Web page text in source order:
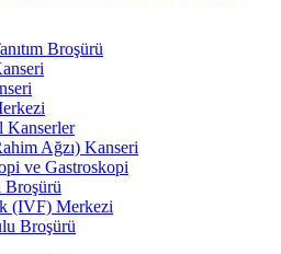
Broşürü
Kanserler
Ağzı) Kanseri
ve Gastroskopi
(IVF) Merkezi
Broşürü